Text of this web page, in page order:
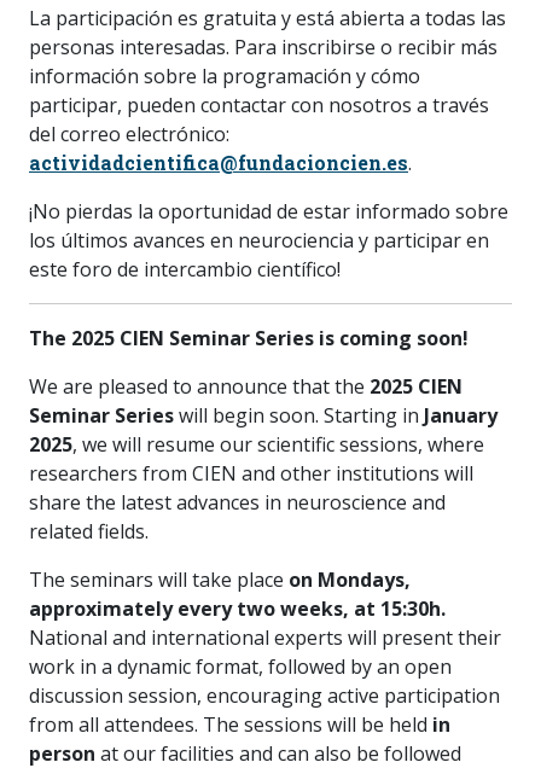
La participación es gratuita y está abierta a todas las
personas interesadas. Para inscribirse o recibir más
información sobre la programación y cómo
participar, pueden contactar con nosotros a través
del correo electrónico:
actividadcientifica@fundacioncien.es.
¡No pierdas la oportunidad de estar informado sobre
los últimos avances en neurociencia y participar en
este foro de intercambio científico!
The 2025 CIEN Seminar Series is coming soon!
We are pleased to announce that the 2025 CIEN
Seminar Serieswill begin soon. Starting in January
2025, we will resume our scientific sessions, where
researchers from CIEN and other institutions will
share the latest advances in neuroscience and
related fields.
The seminars will take place on Mondays,
approximately every two weeks, at 15:30h.
National and international experts will present their
work in a dynamic format, followed by an open
discussion session, encouraging active participation
from all attendees. The sessions will be held in
person at our facilities and can also be followed